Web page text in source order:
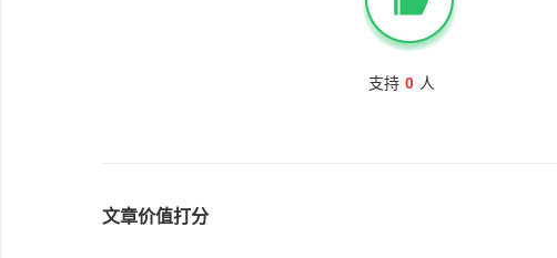
支持 0 人
文章价值打分